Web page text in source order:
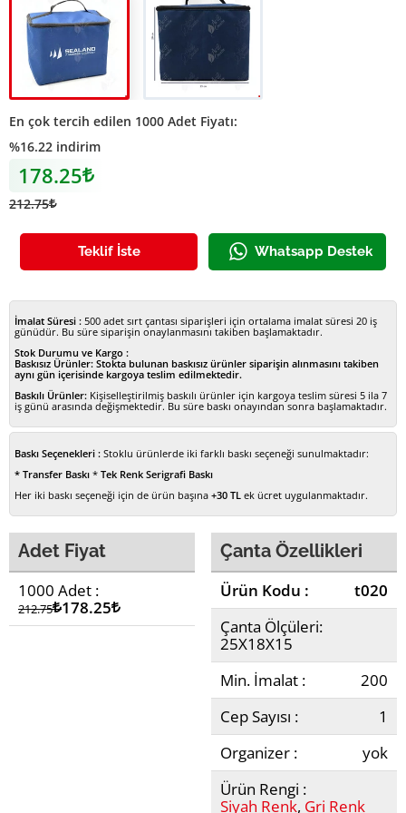
Promosyon Termos ÇantaPromosyon Termos Çanta
En çok tercih edilen 1000 Adet Fiyatı:
%16.22 indirim
178.25
212.75 Lira
Teklif İste Whatsapp Destek
İmalat Süresi : 500 adet sırt çantası siparişleri için ortalama imalat süresi 20 iş
günüdür. Bu süre siparişin onaylanmasını takiben başlamaktadır.
Stok Durumu ve Kargo :
Baskısız Ürünler: Stokta bulunan baskısız ürünler siparişin alınmasını takiben
aynı gün içerisinde kargoya teslim edilmektedir.
Baskılı Ürünler: Kişiselleştirilmiş baskılı ürünler için kargoya teslim süresi 5 ila 7
iş günü arasında değişmektedir. Bu süre baskı onayından sonra başlamaktadır.
Baskı Seçenekleri : Stoklu ürünlerde iki farklı baskı seçeneği sunulmaktadır:
* Transfer Baskı * Tek Renk Serigrafi Baskı
Her iki baskı seçeneği için de ürün başına +30 TL ek ücret uygulanmaktadır.
Adet Fiyat
1000 Adet :
212.75 Lira
178.25
Çanta Özellikleri
Ürün Kodu :
t020
Çanta Ölçüleri:
25X18X15
Min. İmalat :
200
Cep Sayısı :
1
Organizer :
yok
Ürün Rengi :
Siyah Renk, Gri Renk